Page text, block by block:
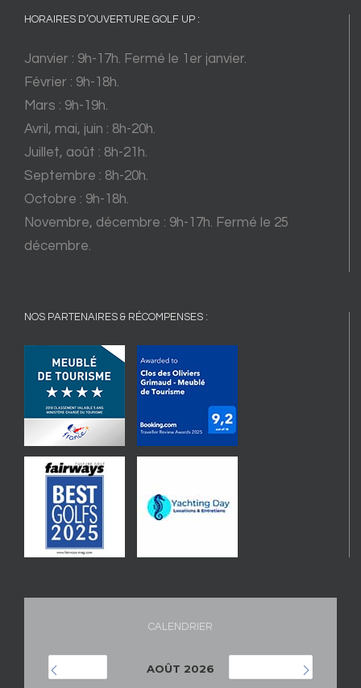
HORAIRES D’OUVERTURE GOLF UP :
Janvier : 9h-17h. Fermé le 1er janvier.
Février : 9h-18h.
Mars : 9h-19h.
Avril, mai, juin : 8h-20h.
Juillet, août : 8h-21h.
Septembre : 8h-20h.
Octobre : 9h-18h.
Novembre, décembre : 9h-17h. Fermé le 25
décembre.
NOS PARTENAIRES & RÉCOMPENSES :
CALENDRIER
AOÛT 2026